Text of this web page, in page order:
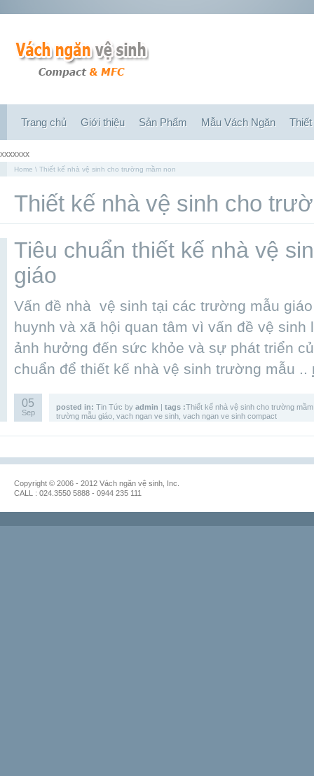
Trang chủ Giới thiệu Sản Phẩm Mẫu Vách Ngăn
xxxxxxx
Home \ Thiết kế nhà vệ sinh cho trường mầm non
Thiết kế nhà vệ sinh cho
Tiêu chuẩn thiết kế nhà vệ
giáo
Vấn đề nhà vệ sinh tại các trường mẫu
huynh và xã hội quan tâm vì vấn đề vệ sinh
ảnh hưởng đến sức khỏe và sự phát triển
chuẩn để thiết kế nhà vệ sinh trường mẫu ..
05
Sep
posted in: Tin Tức by admin | tags :Thiết kế nhà vệ sinh cho trường
trường mẫu giáo vach ngan ve sinh vach ngan ve sinh compact
Copyright © 2006 - 2012 Vách ngăn vệ sinh, Inc.
CALL : 024.3550 5888 - 0944 235 111